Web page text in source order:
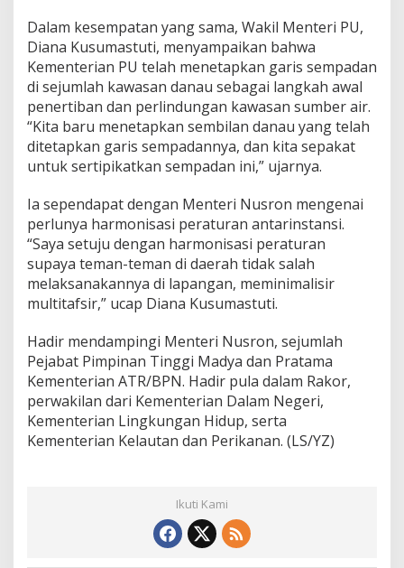
Dalam kesempatan yang sama, Wakil Menteri PU,
Diana Kusumastuti, menyampaikan bahwa
Kementerian PU telah menetapkan garis sempadan
di sejumlah kawasan danau sebagai langkah awal
penertiban dan perlindungan kawasan sumber air.
“Kita baru menetapkan sembilan danau yang telah
ditetapkan garis sempadannya, dan kita sepakat
untuk sertipikatkan sempadan ini,” ujarnya.
Ia sependapat dengan Menteri Nusron mengenai
perlunya harmonisasi peraturan antarinstansi.
“Saya setuju dengan harmonisasi peraturan
supaya teman-teman di daerah tidak salah
melaksanakannya di lapangan, meminimalisir
multitafsir,” ucap Diana Kusumastuti.
Hadir mendampingi Menteri Nusron, sejumlah
Pejabat Pimpinan Tinggi Madya dan Pratama
Kementerian ATR/BPN. Hadir pula dalam Rakor,
perwakilan dari Kementerian Dalam Negeri,
Kementerian Lingkungan Hidup, serta
Kementerian Kelautan dan Perikanan. (LS/YZ)
Ikuti Kami